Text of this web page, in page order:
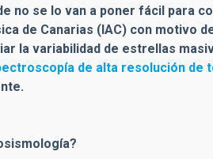
no se lo van a poner fácil para
de Canarias (IAC) con motivo
la variabilidad de estrellas
de alta resolución